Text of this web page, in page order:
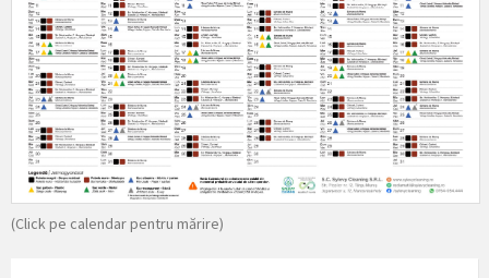
(Click pe calendar pentru mărire)